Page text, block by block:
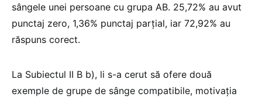
sângele unei persoane cu grupa AB. 25,72% au avut
punctaj zero, 1,36% punctaj parțial, iar 72,92% au
răspuns corect.
La Subiectul II B b), li s-a cerut să ofere două
exemple de grupe de sânge compatibile, motivația